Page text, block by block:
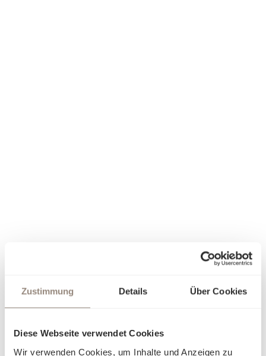
Zustimmung Details Über Cookies
Diese Webseite verwendet Cookies
Wir verwenden Cookies, um Inhalte und Anzeigen zu